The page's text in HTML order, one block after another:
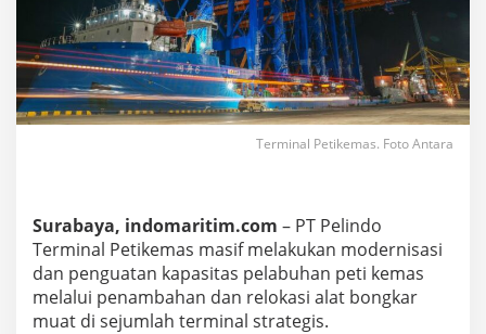
a
s
i
f
L
a
k
M
d
e
r
n
Terminal Petikemas. Foto Antara
Surabaya, indomaritim.com – PT Pelindo
Terminal Petikemas masif melakukan modernisasi
dan penguatan kapasitas pelabuhan peti kemas
melalui penambahan dan relokasi alat bongkar
muat di sejumlah terminal strategis.